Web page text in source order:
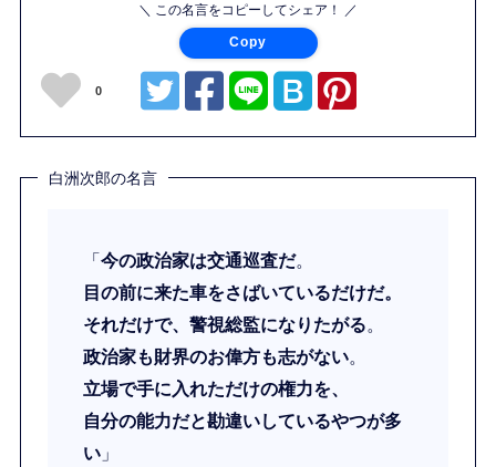
＼ この名言をコピーしてシェア！ ／
Copy
0
白洲次郎の名言
「今の政治家は交通巡査だ。
目の前に来た車をさばいているだけだ。
それだけで、警視総監になりたがる。
政治家も財界のお偉方も志がない。
立場で手に入れただけの権力を、
自分の能力だと勘違いしているやつが多
い 」